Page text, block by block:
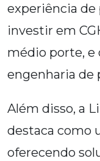
experiência de
investir em
médio porte, e
engenharia de
Além disso, a
destaca como
oferecendo